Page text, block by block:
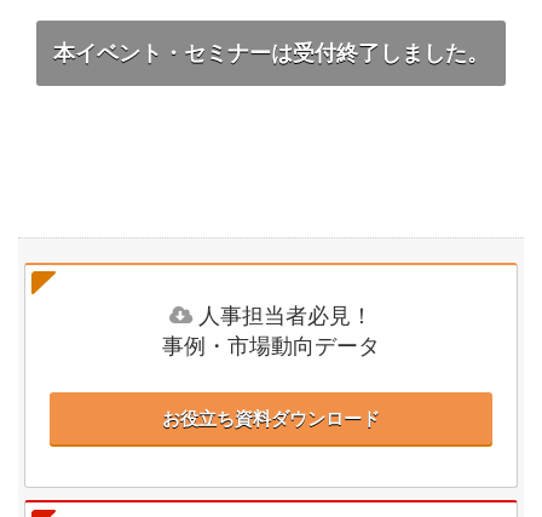
本イベント・セミナーは受付終了しました。
人事担当者必見！
事例・市場動向データ
お役立ち資料ダウンロード